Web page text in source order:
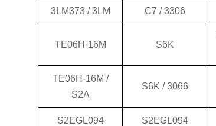
3306 / C7
3LM373 / 3LM
S6K
TE06H-16M
3066 / S6K
TE06H-16M /
S2A
S2EGL094
S2EGL094